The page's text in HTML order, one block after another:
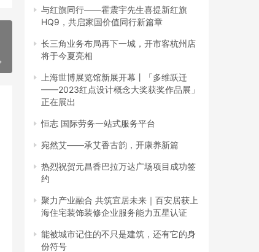
与红旗同行——霍震宇先生喜提新红旗
HQ9，共启家国价值同行新篇章
长三角业务布局再下一城，开市客杭州店
将于今夏亮相
上海世博展览馆新展开幕丨「多维跃迁
——2023红点设计概念大奖获奖作品展」
正在展出
恒志 国际劳务一站式服务平台
宛然艾——承艾香古韵，开康养新篇
热烈祝贺元昌香巴拉万达广场项目成功签
约
聚力产业融合 共筑宜居未来｜百安居获上
海住宅装饰装修企业服务能力五星认证
能被城市记住的不只是建筑，还有它的身
份符号